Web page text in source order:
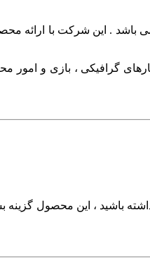
در این بازار می باشد . این شرکت با
گرافیکی ، بازی و امور
باشید ، این محصول گزینه